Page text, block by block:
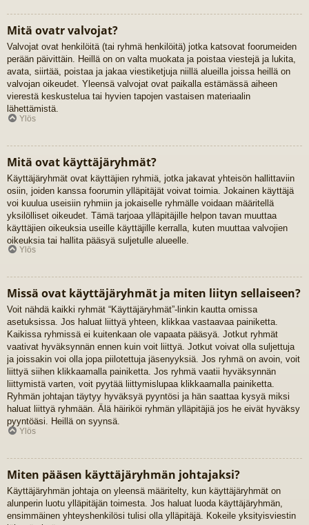
Mitä ovatr valvojat?
Valvojat ovat henkilöitä (tai ryhmä henkilöitä) jotka katsovat foorumeiden
perään päivittäin. Heillä on on valta muokata ja poistaa viestejä ja lukita,
avata, siirtää, poistaa ja jakaa viestiketjuja niillä alueilla joissa heillä on
valvojan oikeudet. Yleensä valvojat ovat paikalla estämässä aiheen
vierestä keskustelua tai hyvien tapojen vastaisen materiaalin
lähettämistä.
Ylös
Mitä ovat käyttäjäryhmät?
Käyttäjäryhmät ovat käyttäjien ryhmiä, jotka jakavat yhteisön hallittaviin
osiin, joiden kanssa foorumin ylläpitäjät voivat toimia. Jokainen käyttäjä
voi kuulua useisiin ryhmiin ja jokaiselle ryhmälle voidaan määritellä
yksilölliset oikeudet. Tämä tarjoaa ylläpitäjille helpon tavan muuttaa
käyttäjien oikeuksia useille käyttäjille kerralla, kuten muuttaa valvojien
oikeuksia tai hallita pääsyä suljetulle alueelle.
Ylös
Missä ovat käyttäjäryhmät ja miten liityn sellaiseen?
Voit nähdä kaikki ryhmät “Käyttäjäryhmät”-linkin kautta omissa
asetuksissa. Jos haluat liittyä yhteen, klikkaa vastaavaa painiketta.
Kaikissa ryhmissä ei kuitenkaan ole vapaata pääsyä. Jotkut ryhmät
vaativat hyväksynnän ennen kuin voit liittyä. Jotkut voivat olla suljettuja
ja joissakin voi olla jopa piilotettuja jäsenyyksiä. Jos ryhmä on avoin, voit
liittyä siihen klikkaamalla painiketta. Jos ryhmä vaatii hyväksynnän
liittymistä varten, voit pyytää liittymislupaa klikkaamalla painiketta.
Ryhmän johtajan täytyy hyväksyä pyyntösi ja hän saattaa kysyä miksi
haluat liittyä ryhmään. Älä häiriköi ryhmän ylläpitäjiä jos he eivät hyväksy
pyyntöäsi. Heillä on syynsä.
Ylös
Miten pääsen käyttäjäryhmän johtajaksi?
Käyttäjäryhmän johtaja on yleensä määritelty, kun käyttäjäryhmät on
alunperin luotu ylläpitäjän toimesta. Jos haluat luoda käyttäjäryhmän,
ensimmäinen yhteyshenkilösi tulisi olla ylläpitäjä. Kokeile yksityisviestin